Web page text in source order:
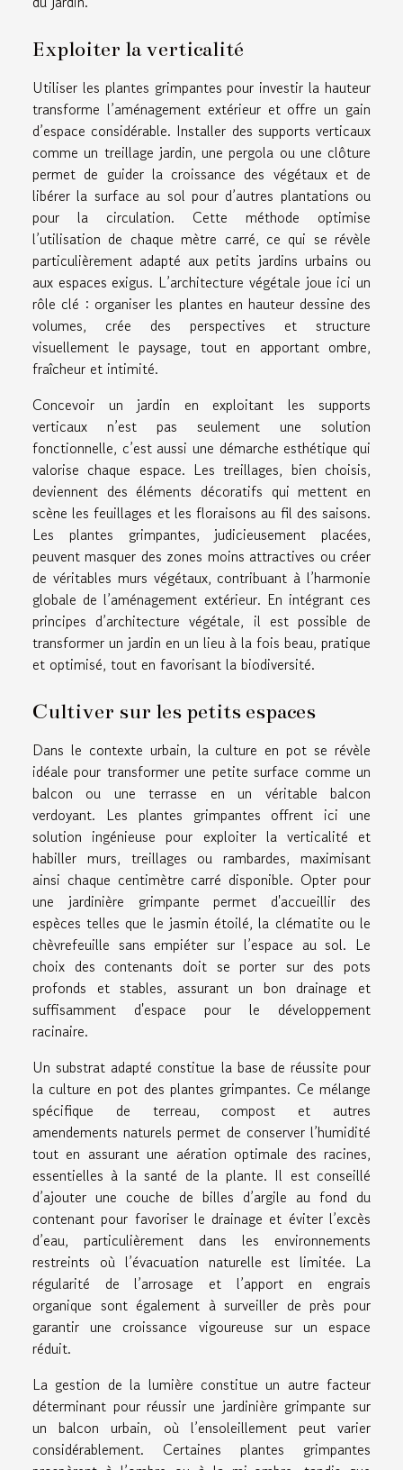
Exploiter la verticalité
Utiliser les plantes grimpantes pour investir la hauteur
transforme l’aménagement extérieur et offre un gain
d’espace considérable. Installer des supports verticaux
comme un treillage jardin, une pergola ou une clôture
permet de guider la croissance des végétaux et de
libérer la surface au sol pour d’autres plantations ou
pour la circulation. Cette méthode optimise
l’utilisation de chaque mètre carré, ce qui se révèle
particulièrement adapté aux petits jardins urbains ou
aux espaces exigus. L’architecture végétale joue ici un
rôle clé : organiser les plantes en hauteur dessine des
volumes, crée des perspectives et structure
visuellement le paysage, tout en apportant ombre,
fraîcheur et intimité.
Concevoir un jardin en exploitant les supports
verticaux n’est pas seulement une solution
fonctionnelle, c’est aussi une démarche esthétique qui
valorise chaque espace. Les treillages, bien choisis,
deviennent des éléments décoratifs qui mettent en
scène les feuillages et les floraisons au fil des saisons.
Les plantes grimpantes, judicieusement placées,
peuvent masquer des zones moins attractives ou créer
de véritables murs végétaux, contribuant à l’harmonie
globale de l’aménagement extérieur. En intégrant ces
principes d’architecture végétale, il est possible de
transformer un jardin en un lieu à la fois beau, pratique
et optimisé, tout en favorisant la biodiversité.
Cultiver sur les petits espaces
Dans le contexte urbain, la culture en pot se révèle
idéale pour transformer une petite surface comme un
balcon ou une terrasse en un véritable balcon
verdoyant. Les plantes grimpantes offrent ici une
solution ingénieuse pour exploiter la verticalité et
habiller murs, treillages ou rambardes, maximisant
ainsi chaque centimètre carré disponible. Opter pour
une jardinière grimpante permet d'accueillir des
espèces telles que le jasmin étoilé, la clématite ou le
chèvrefeuille sans empiéter sur l’espace au sol. Le
choix des contenants doit se porter sur des pots
profonds et stables, assurant un bon drainage et
suffisamment d'espace pour le développement
racinaire.
Un substrat adapté constitue la base de réussite pour
la culture en pot des plantes grimpantes. Ce mélange
spécifique de terreau, compost et autres
amendements naturels permet de conserver l’humidité
tout en assurant une aération optimale des racines,
essentielles à la santé de la plante. Il est conseillé
d’ajouter une couche de billes d’argile au fond du
contenant pour favoriser le drainage et éviter l’excès
d’eau, particulièrement dans les environnements
restreints où l’évacuation naturelle est limitée. La
régularité de l’arrosage et l’apport en engrais
organique sont également à surveiller de près pour
garantir une croissance vigoureuse sur un espace
réduit.
La gestion de la lumière constitue un autre facteur
déterminant pour réussir une jardinière grimpante sur
un balcon urbain, où l’ensoleillement peut varier
considérablement. Certaines plantes grimpantes